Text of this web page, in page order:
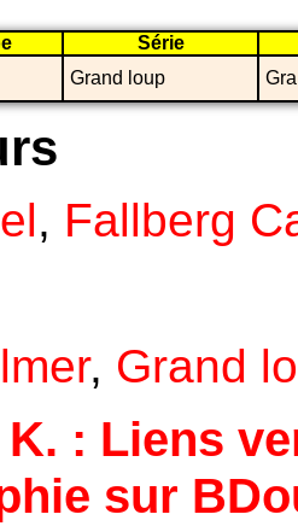
Série
Grand loup
, Fallberg
, Grand
: Liens
sur